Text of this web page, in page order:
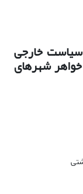
سیاست خارجی
شهرهای